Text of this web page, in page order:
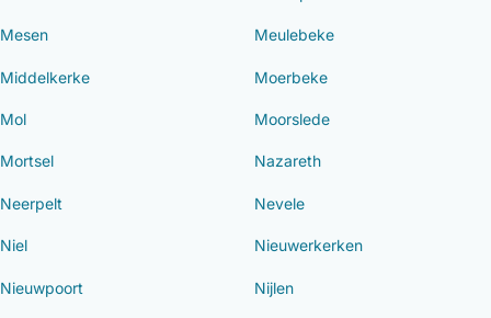
Mesen Meulebeke
Middelkerke Moerbeke
Mol Moorslede
Mortsel Nazareth
Neerpelt Nevele
Niel Nieuwerkerken
Nieuwpoort Nijlen